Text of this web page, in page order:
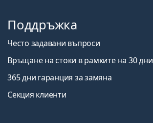
Поддръжка
Често задавани въпроси
Връщане на стоки в рамките на 30 дни
365 дни гаранция за замяна
Секция клиенти